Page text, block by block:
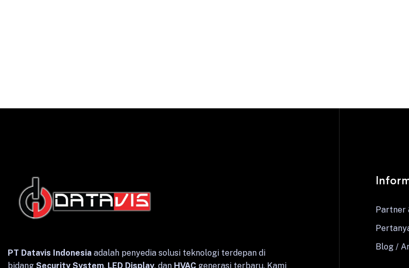
PT Datavis Indonesia adalah penyedia solusi teknologi terdepan di
bidang Security System, LED Display, dan HVAC generasi terbaru. Kami
Partner
Blog /